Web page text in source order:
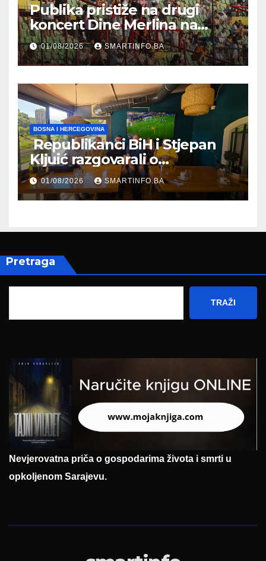
Publika pristiže na drugi
koncert Dine Merlina na
Koševu
01/08/2026 SMARTINFO.BA
BOSNA I HERCEGOVINA
Republikanci BiH i Stjepan
Kljuić razgovarali o
evropskom putu Bosne i
Hercegovine
01/08/2026 SMARTINFO.BA
Pretraga
TRAŽI
Nevjerovatna priča o gospodarima života i smrti u
opkoljenom Sarajevu.